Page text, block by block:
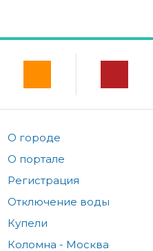
О городе
О портале
Регистрация
Отключение воды
Купели
Коломна - Москва